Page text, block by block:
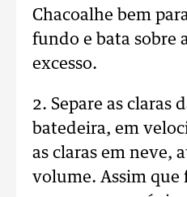
Chacoalhe bem
fundo e bata sobre
excesso.
2. Separe as claras
batedeira, em
as claras em neve,
volume. Assim que